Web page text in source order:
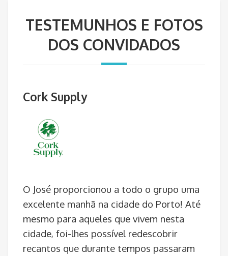
TESTEMUNHOS E FOTOS
DOS CONVIDADOS
Cork Supply
O José proporcionou a todo o grupo uma
excelente manhã na cidade do Porto! Até
mesmo para aqueles que vivem nesta
cidade, foi-lhes possível redescobrir
recantos que durante tempos passaram